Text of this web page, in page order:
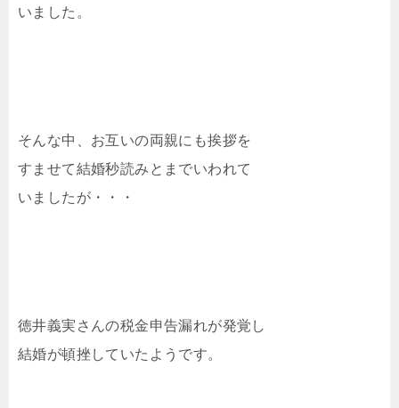
いました。
そんな中、お互いの両親にも挨拶を
すませて結婚秒読みとまでいわれて
いましたが・・・
徳井義実さんの税金申告漏れが発覚し
結婚が頓挫していたようです。